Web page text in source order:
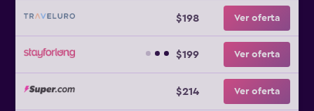
$198 Ver oferta
$199 Ver oferta
$214 Ver oferta